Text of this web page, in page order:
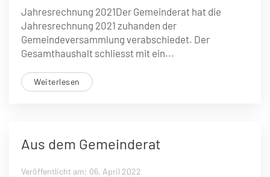
Jahresrechnung 2021Der Gemeinderat hat die
Jahresrechnung 2021 zuhanden der
Gemeindeversammlung verabschiedet. Der
Gesamthaushalt schliesst mit ein...
Weiterlesen
Aus dem Gemeinderat
Veröffentlicht am: 06. April 2022